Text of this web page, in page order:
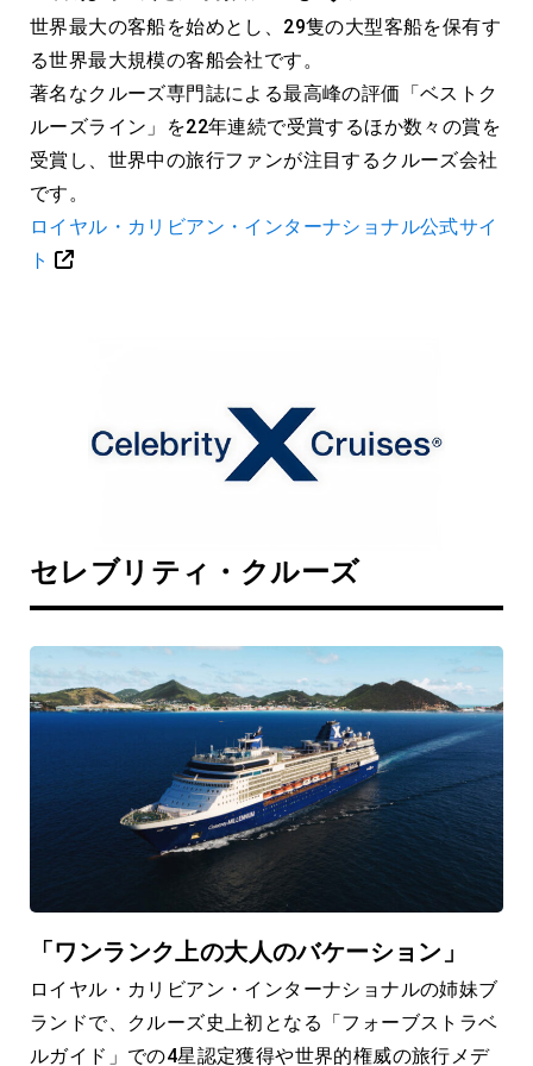
世界最大の客船を始めとし、29隻の大型客船を保有す
る世界最大規模の客船会社です。
著名なクルーズ専門誌による最高峰の評価「ベストク
ルーズライン」を22年連続で受賞するほか数々の賞を
受賞し、世界中の旅行ファンが注目するクルーズ会社
です。
ロイヤル・カリビアン・インターナショナル公式サイ
ト
セレブリティ・クルーズ
「ワンランク上の大人のバケーション」
ロイヤル・カリビアン・インターナショナルの姉妹ブ
ランドで、クルーズ史上初となる「フォーブストラベ
ルガイド」での4星認定獲得や世界的権威の旅行メデ